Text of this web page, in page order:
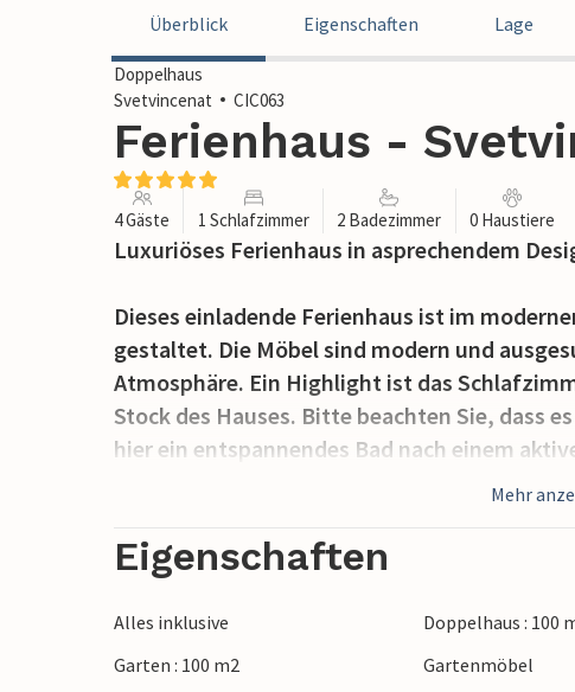
Überblick Eigenschaften Lage
Doppelhaus
Svetvincenat
CIC063
Ferienhaus -
4 Gäste 1 Schlafzimmer 2 Badezimmer 0 Haustiere
Luxuriöses Ferienhaus in asprechendem
Dieses einladende Ferienhaus ist im
gestaltet. Die Möbel sind modern und
Atmosphäre. Ein Highlight ist das
Stock des Hauses. Bitte beachten Sie, dass
hier ein entspannendes Bad nach einem
sich im Wohnzimmer im Erdgeschoss. Hier
Kücheninsel, die zum sich unterhalten
Mahlzeiten zubereitet.
Ein weiterer Pluspunkt dieses Ferienhauses
Mehr
Eigenschaften
Alles inklusive Doppelhaus : 100
Garten : 100 m2
Gartenmöbel